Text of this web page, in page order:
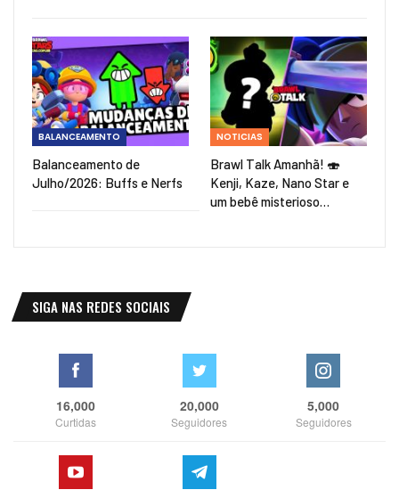
BALANCEAMENTO
Balanceamento de
Julho/2026: Buffs e Nerfs
NOTICIAS
Brawl Talk Amanhã! 🍣
Kenji, Kaze, Nano Star e
um bebê misterioso…
SIGA NAS REDES SOCIAIS
16,000
Curtidas
20,000
Seguidores
5,000
Seguidores